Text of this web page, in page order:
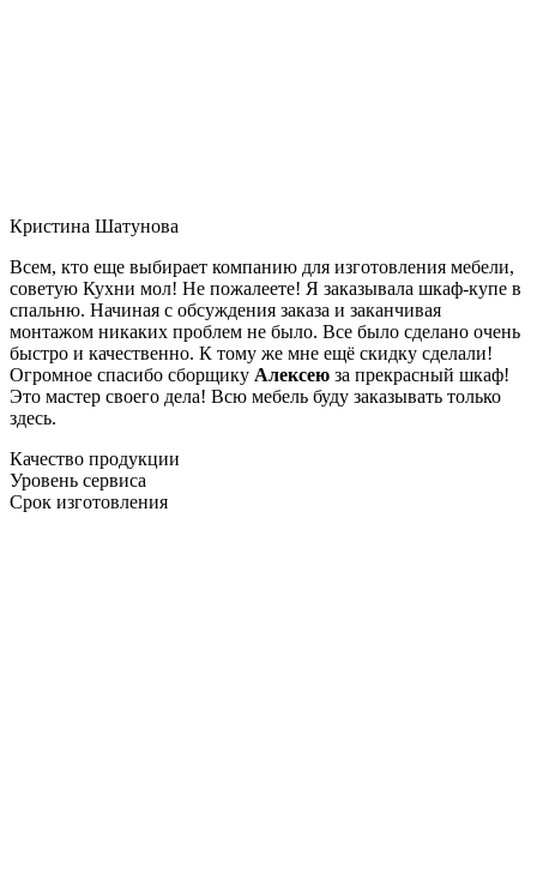
Кристина Шатунова
Всем, кто еще выбирает компанию для изготовления мебели,
советую Кухни мол! Не пожалеете! Я заказывала шкаф-купе в
спальню. Начиная с обсуждения заказа и заканчивая
монтажом никаких проблем не было. Все было сделано очень
быстро и качественно. К тому же мне ещё скидку сделали!
Огромное спасибо сборщику Алексею за прекрасный шкаф!
Это мастер своего дела! Всю мебель буду заказывать только
здесь.
Качество продукции
Уровень сервиса
Срок изготовления